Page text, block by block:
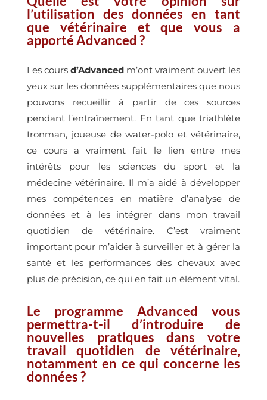
l’utilisation des données en tant
que vétérinaire et que vous a
apporté Advanced ?
Les cours d’Advancedm’ont vraiment ouvert les
yeux sur les données supplémentaires que nous
pouvons recueillir à partir de ces sources
pendant l’entraînement. En tant que triathlète
Ironman, joueuse de water-polo et vétérinaire,
ce cours a vraiment fait le lien entre mes
intérêts pour les sciences du sport et la
médecine vétérinaire. Il m’a aidé à développer
mes compétences en matière d’analyse de
données et à les intégrer dans mon travail
quotidien de vétérinaire. C’est vraiment
important pour m’aider à surveiller et à gérer la
santé et les performances des chevaux avec
plus de précision, ce qui en fait un élément vital.
Le programme Advanced vous
permettra-t-il d’introduire de
nouvelles pratiques dans votre
travail quotidien de vétérinaire,
notamment en ce qui concerne les
données ?